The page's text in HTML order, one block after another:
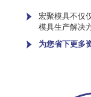
宏聚模具不仅
模具生产解决
为您省下更多